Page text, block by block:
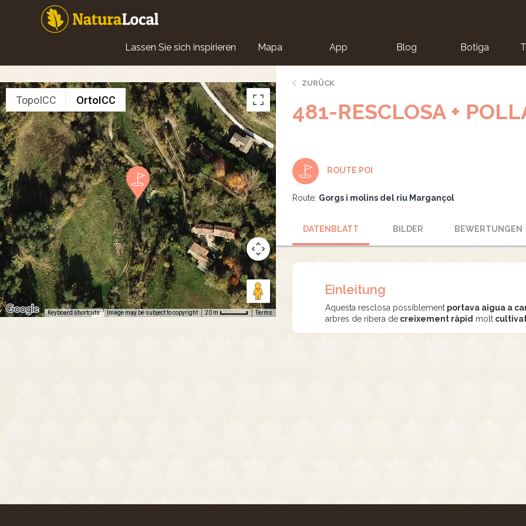
Main
navigation
Lassen Sie sich inspirieren Mapa App Blog Botiga
TopoICC OrtoICC
Keyboard shortcuts Image may be subject to copyright 20 m Terms
ZURÜCK
481-RESCLOSA +
ROUTE POI
Route: Gorgs i molins del riu Margançol
DATENBLATT BILDER BEWERTUNGEN
Einleitung
Aquesta resclosa possiblement portava aigua a
arbres de ribera de creixement ràpid molt